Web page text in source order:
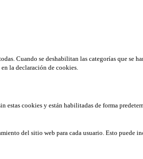
Cuando se deshabilitan las categorías que se
la declaración de cookies.
cookies y están habilitadas de forma
del sitio web para cada usuario. Esto